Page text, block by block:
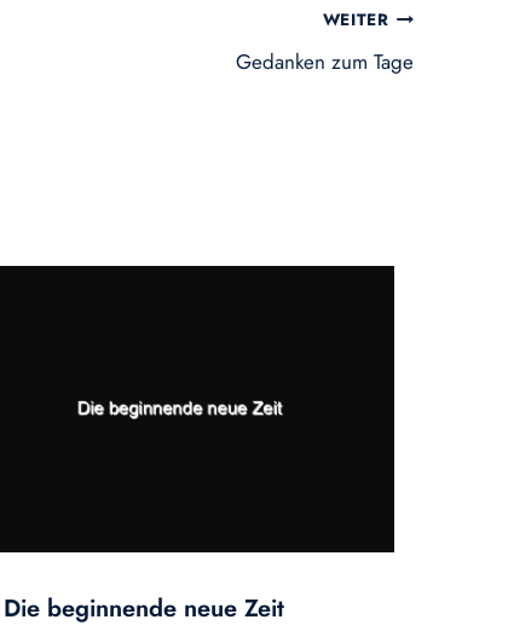
WEITER
Gedanken zum Tage
Die beginnende neue Zeit